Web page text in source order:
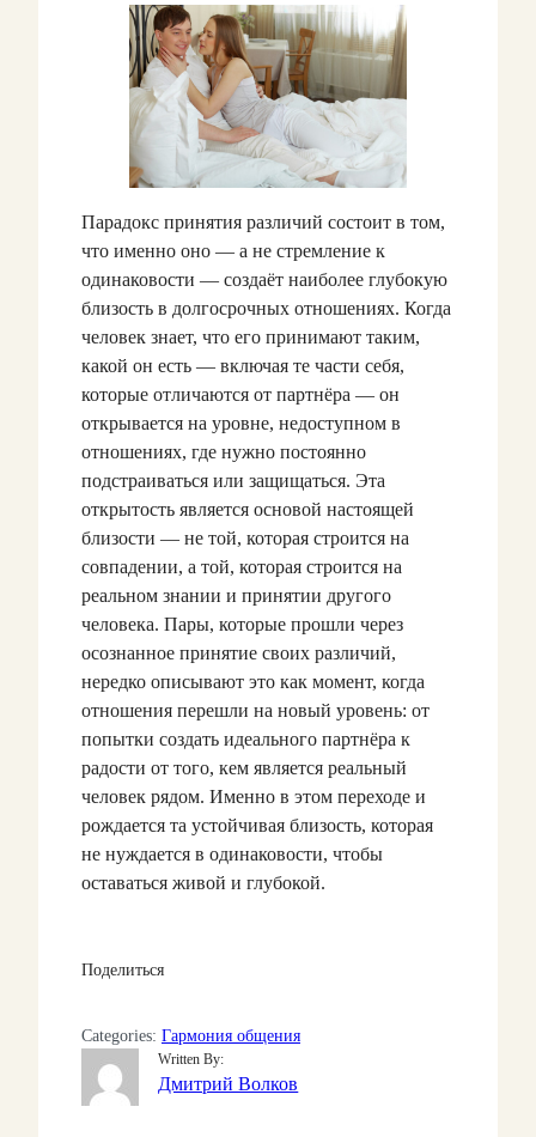
Парадокс принятия различий состоит в том,
что именно оно — а не стремление к
одинаковости — создаёт наиболее глубокую
близость в долгосрочных отношениях. Когда
человек знает, что его принимают таким,
какой он есть — включая те части себя,
которые отличаются от партнёра — он
открывается на уровне, недоступном в
отношениях, где нужно постоянно
подстраиваться или защищаться. Эта
открытость является основой настоящей
близости — не той, которая строится на
совпадении, а той, которая строится на
реальном знании и принятии другого
человека. Пары, которые прошли через
осознанное принятие своих различий,
нередко описывают это как момент, когда
отношения перешли на новый уровень: от
попытки создать идеального партнёра к
радости от того, кем является реальный
человек рядом. Именно в этом переходе и
рождается та устойчивая близость, которая
не нуждается в одинаковости, чтобы
оставаться живой и глубокой.
Поделиться
Categories: Гармония общения
Written By:
Дмитрий Волков